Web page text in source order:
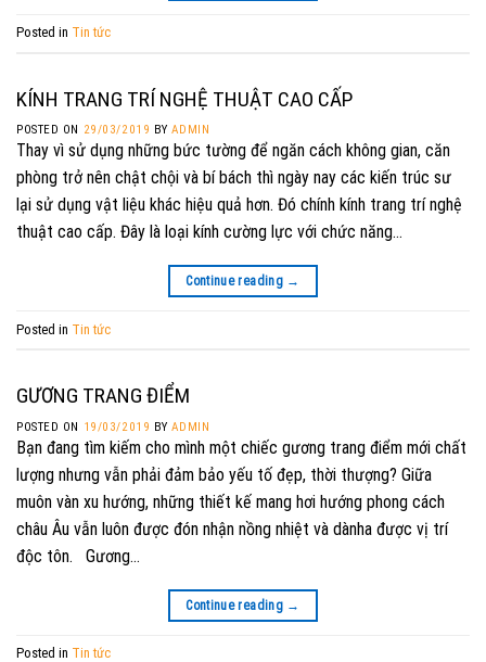
Posted in Tin tức
KÍNH TRANG TRÍ NGHỆ THUẬT CAO CẤP
POSTED ON 29/03/2019 BYADMIN
Thay vì sử dụng những bức tường để ngăn cách không gian, căn
phòng trở nên chật chội và bí bách thì ngày nay các kiến trúc sư
lại sử dụng vật liệu khác hiệu quả hơn. Đó chính kính trang trí nghệ
thuật cao cấp. Đây là loại kính cường lực với chức năng…
Continue reading →
Posted in Tin tức
GƯƠNG TRANG ĐIỂM
POSTED ON 19/03/2019 BYADMIN
Bạn đang tìm kiếm cho mình một chiếc gương trang điểm mới chất
lượng nhưng vẫn phải đảm bảo yếu tố đẹp, thời thượng? Giữa
muôn vàn xu hướng, những thiết kế mang hơi hướng phong cách
châu Âu vẫn luôn được đón nhận nồng nhiệt và dànha được vị trí
độc tôn. Gương…
Continue reading →
Posted in Tin tức